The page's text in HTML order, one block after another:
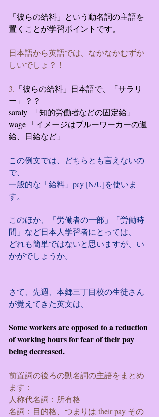
「彼らの給料」という動名詞の主語を
置くことが学習ポイントです。
日本語から英語では、なかなかむずか
しいでしょ？！
3. 「彼らの給料」日本語で、「サラリ
ー」？？
saraly  「知的労働者などの固定給」
wage 「イメージはブルーワーカーの週
給、日給など」
この例文では、どちらとも言えないの
で、
一般的な「給料」pay [N/U]を使いま
す。
このほか、「労働者の一部」「労働時
間」など日本人学習者にとっては、
どれも簡単ではないと思いますが、い
かがでしょうか。
さて、先週、本郷三丁目校の生徒さん
が覚えてきた英文は、
Some workers are opposed to a reduction
of working hours for fear of their pay
being decreased.
前置詞の後ろの動名詞の主語をまとめ
ます：
人称代名詞：所有格
名詞：目的格、つまりは their pay その